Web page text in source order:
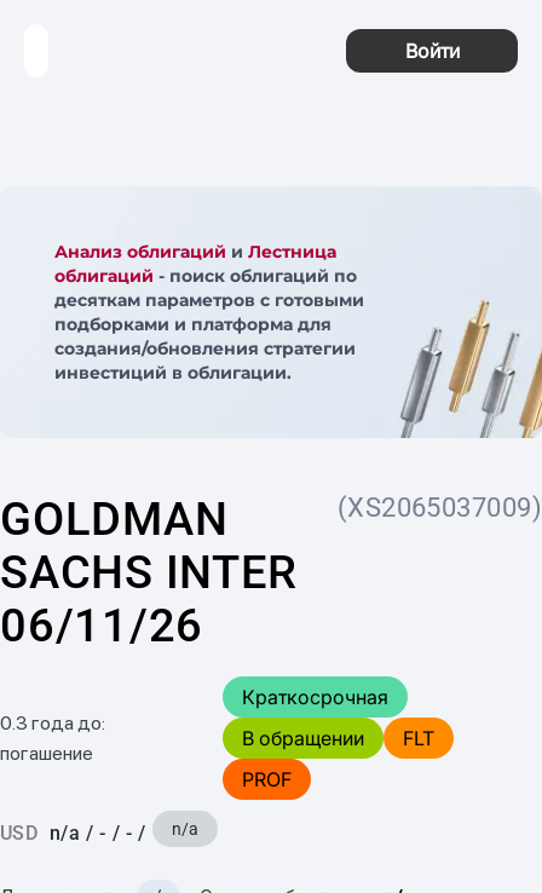
Войти
Анализ облигаций и Лестница
облигаций - поиск облигаций по
десяткам параметров с готовыми
подборками и платформа для
создания/обновления стратегии
инвестиций в облигации.
GOLDMAN
SACHS INTER
06/11/26
(XS2065037009)
0.3 года до:
погашение
Краткосрочная
В обращении
FLT
PROF
USD n/a / - / - / n/a